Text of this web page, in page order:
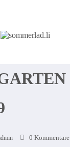
0 Kommentare